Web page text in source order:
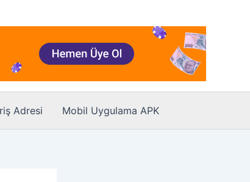
Adresi Mobil Uygulama APK